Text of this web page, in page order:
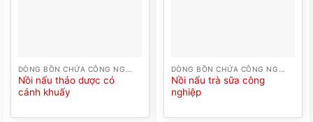
Nồi nấu thảo dược có
cánh khuấy
Nồi nấu trà sữa công
nghiệp